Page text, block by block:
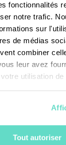
fonctionnalités
notre trafic.
sur
de médias
combiner
leur avez
utilisation
Tout autoriser
aident à
où le
liés.
compagnie
ce qui fut le
de chants